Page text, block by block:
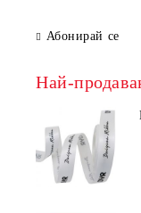
Абонирай се
Най-